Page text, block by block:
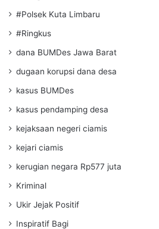
#Polsek Kuta Limbaru
#Ringkus
dana BUMDes Jawa Barat
dugaan korupsi dana desa
kasus BUMDes
kasus pendamping desa
kejaksaan negeri ciamis
kejari ciamis
kerugian negara Rp577 juta
Kriminal
Ukir Jejak Positif
Inspiratif Bagi